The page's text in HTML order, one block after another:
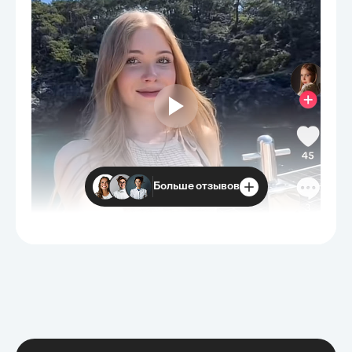
Больше отзывов